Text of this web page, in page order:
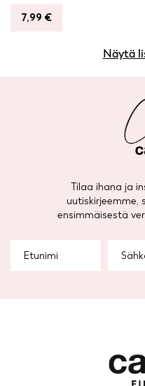
7,99 €
Näytä
Tilaa ihana ja
uutiskirjeemme,
ensimmäisestä